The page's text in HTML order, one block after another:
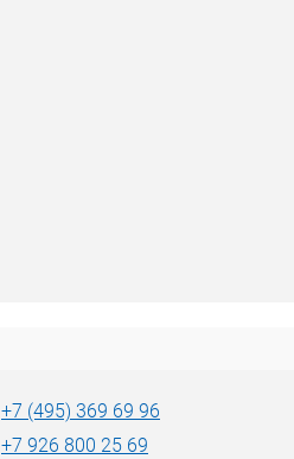
+7 (495) 369 69 96
+7 926 800 25 69